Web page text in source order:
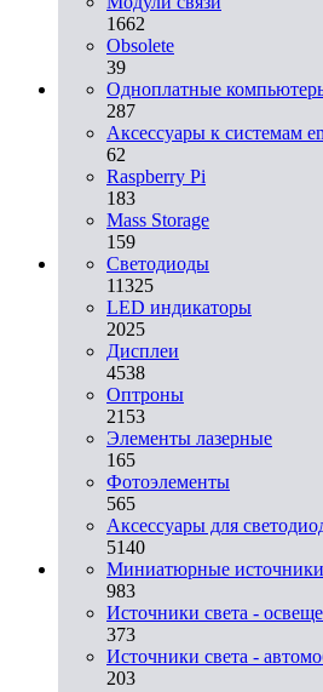
1662
Obsolete
39
Одноплатные
287
Аксессуары к системам
62
Raspberry Pi
183
Mass Storage
159
Светодиоды
11325
LED индикаторы
2025
Дисплеи
4538
Оптроны
2153
Элементы лазерные
165
Фотоэлементы
565
Аксессуары для
5140
Миниатюрные источники
983
Источники света -
373
Источники света -
203